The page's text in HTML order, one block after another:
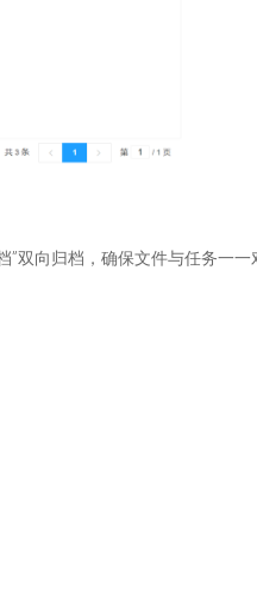
双向归档，确保文件与任务一一